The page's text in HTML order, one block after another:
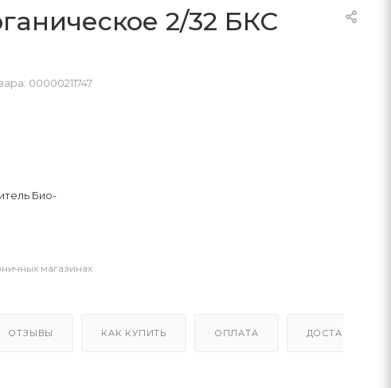
2/32 БКС
00000211747
Био-
магазинах
ОТЗЫВЫ КАК КУПИТЬ ОПЛАТА ДОСТАВКА